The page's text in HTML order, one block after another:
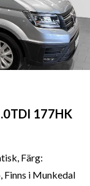
177HK
Färg:
Finns i Munkedal